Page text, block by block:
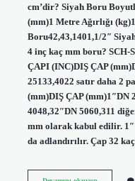
cm’dir? Siyah Boru
(mm)1 Metre Ağırlığı
Boru42,43,1401,1/2″
4 inç kaç mm boru?
ÇAPI (INC)DIŞ ÇAP
25133,4022 satır daha 2
(mm)DIŞ ÇAP (mm)1″DN
4048,32″DN 5060,311
mm olarak kabul edilir.
da adlandırılır. Çap 32